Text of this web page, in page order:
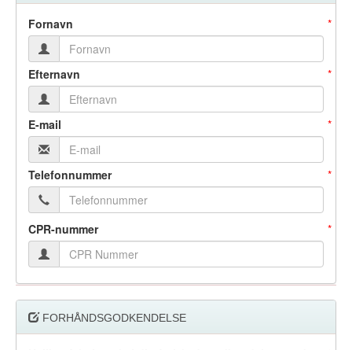
Fornavn
Efternavn
E-mail
Telefonnummer
CPR-nummer
FORHÅNDSGODKENDELSE